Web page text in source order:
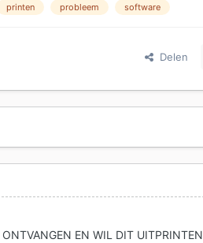
printen probleem software
Delen
EN WIL DIT